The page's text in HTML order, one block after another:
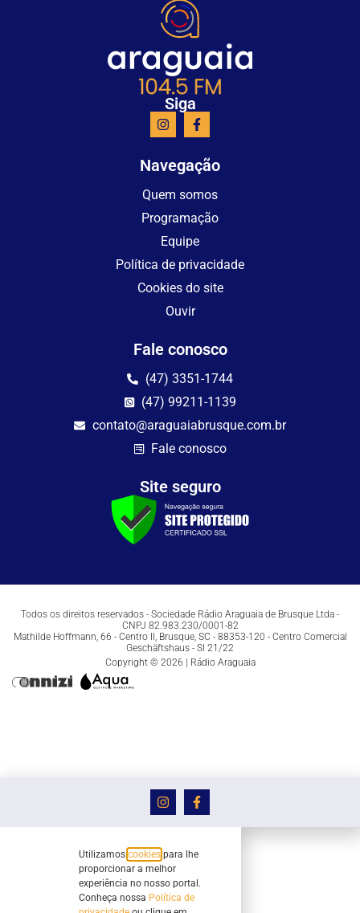
Siga
Navegação
Quem somos
Programação
Equipe
Política de privacidade
Cookies do site
Ouvir
Fale conosco
(47) 3351-1744
(47) 99211-1139
contato@araguaiabrusque.com.br
Fale conosco
Site seguro
Todos os direitos reservados - Sociedade Rádio Araguaia de Brusque Ltda -
CNPJ 82.983.230/0001-82
Mathilde Hoffmann, 66 - Centro II, Brusque, SC - 88353-120 - Centro Comercial
Geschäftshaus - Sl 21/22
Copyright © 2026 | Rádio Araguaia
Utilizamos cookies para lhe
proporcionar a melhor
experiência no nosso portal.
Conheça nossa Política de